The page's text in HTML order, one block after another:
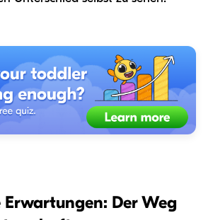
Erwartungen: Der Weg